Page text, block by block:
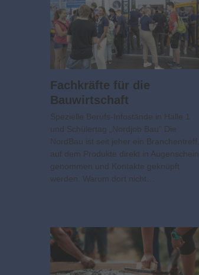
Fachkräfte für die
Bauwirtschaft
Spezielle Berufs-Infostände in Halle 1
und Schülertag „Nordjob Bau“ Die
NordBau ist seit jeher ein Branchentreff,
auf dem Produkte direkt in Augenschein
genommen und Kontakte geknüpft
werden. Warum dort nicht…